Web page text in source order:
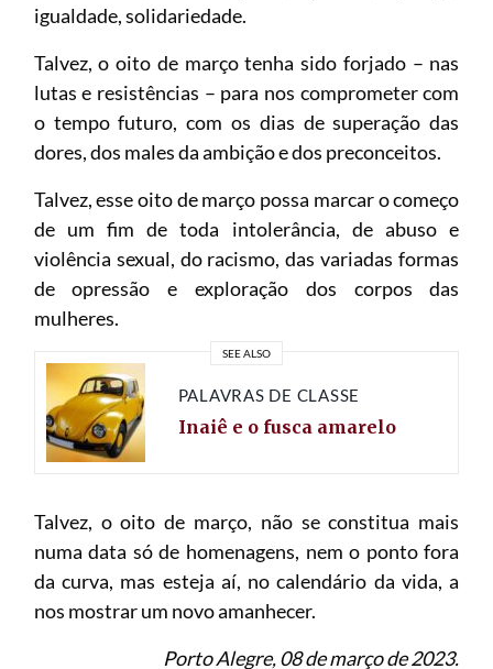
igualdade, solidariedade.
Talvez, o oito de março tenha sido forjado – nas
lutas e resistências – para nos comprometer com
o tempo futuro, com os dias de superação das
dores, dos males da ambição e dos preconceitos.
Talvez, esse oito de março possa marcar o começo
de um fim de toda intolerância, de abuso e
violência sexual, do racismo, das variadas formas
de opressão e exploração dos corpos das
mulheres.
SEE ALSO
PALAVRAS DE CLASSE
Inaiê e o fusca amarelo
Talvez, o oito de março, não se constitua mais
numa data só de homenagens, nem o ponto fora
da curva, mas esteja aí, no calendário da vida, a
nos mostrar um novo amanhecer.
Porto Alegre, 08 de março de 2023.